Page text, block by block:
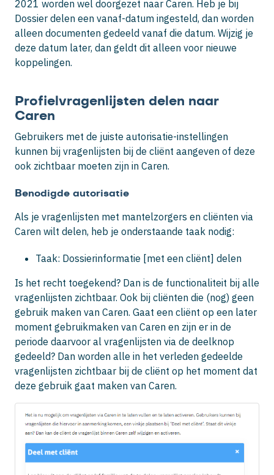
2021 worden wel doorgezet naar Caren. Heb je bij
Dossier delen een vanaf-datum ingesteld, dan worden
alleen documenten gedeeld vanaf die datum. Wijzig je
deze datum later, dan geldt dit alleen voor nieuwe
koppelingen.
Profielvragenlijsten delen naar
Caren
Gebruikers met de juiste autorisatie-instellingen
kunnen bij vragenlijsten bij de cliënt aangeven of deze
ook zichtbaar moeten zijn in Caren.
Benodigde autorisatie
Als je vragenlijsten met mantelzorgers en cliënten via
Caren wilt delen, heb je onderstaande taak nodig:
Taak: Dossierinformatie [met een cliënt] delen
Is het recht toegekend? Dan is de functionaliteit bij alle
vragenlijsten zichtbaar. Ook bij cliënten die (nog) geen
gebruik maken van Caren. Gaat een cliënt op een later
moment gebruikmaken van Caren en zijn er in de
periode daarvoor al vragenlijsten via de deelknop
gedeeld? Dan worden alle in het verleden gedeelde
vragenlijsten zichtbaar bij de cliënt op het moment dat
deze gebruik gaat maken van Caren.